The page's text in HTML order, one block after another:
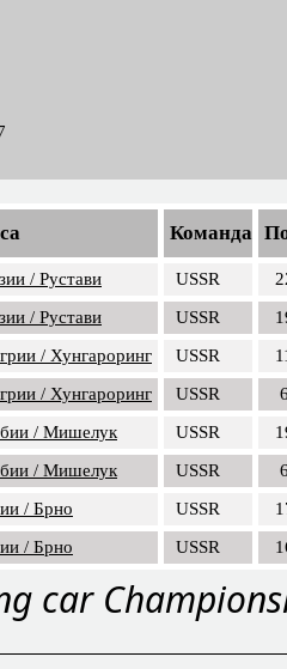
Команда
/ Рустави USSR
/ Рустави USSR
/ Хунгароринг USSR
/ Хунгароринг USSR
/ Мишелук USSR
/ Мишелук USSR
/ Брно USSR
/ Брно USSR
car